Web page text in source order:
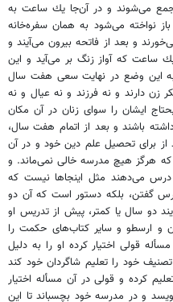
مى‌شوند و در آن‌جا يك ساعت به
نواخته مى‌شود به همان سفره‌خانه
و بعد از فاتحه بيرون مى‌آيند و
ساعت كه آواز زنگ بر مى‌آيد و اين
اين وضع در نهايت سعى هفت سال
زن دارند و نه فرزند و نه عيال و نه
ايشان را سواى زنان در آن مكان
باشند و بعد از اتمام هفت سال،
از براى تحصيل علم دين خود و در آن
هرگز هيچ مدرسه خالى نمى‌ماند. و
مى‌دهند مثل اينجاها نيست كه
گفتن، بلكه دستور است كه آن دو
دو سال يا كمتر، پيش از تدريس او
و ارسطو و ساير كتاب‌هاى حكمت را
قولى اختيار كرده او را به دليل
خود را تعليم شاگردان خود كند
كرده و قولى در آن مسأله اختيار
و در مدرسه خود بچسباند تا اين